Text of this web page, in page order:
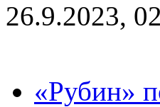
26.9.2023,
«Рубин»